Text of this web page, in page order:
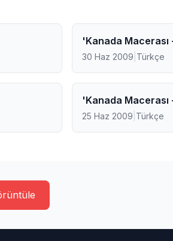
'Kanada Macerası
30 Haz 2009 Türkçe
'Kanada Macerası
25 Haz 2009 Türkçe